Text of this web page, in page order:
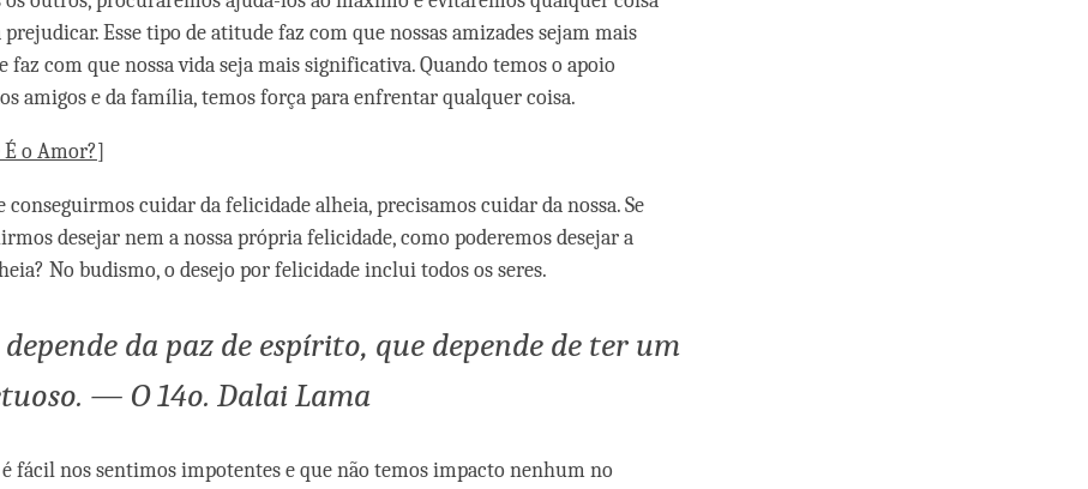
prejudicar. Esse tipo de atitude faz com que nossas amizades sejam mais
faz com que nossa vida seja mais significativa. Quando temos o apoio
amigos e da família, temos força para enfrentar qualquer coisa.
É o Amor?]
conseguirmos cuidar da felicidade alheia, precisamos cuidar da nossa. Se
desejar nem a nossa própria felicidade, como poderemos desejar a
No budismo, o desejo por felicidade inclui todos os seres.
da paz de espírito, que depende de ter um
— O 14o. Dalai Lama
fácil nos sentimos impotentes e que não temos impacto nenhum no